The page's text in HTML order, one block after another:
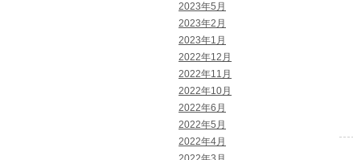
2023年5月
2023年2月
2023年1月
2022年12月
2022年11月
2022年10月
2022年6月
2022年5月
2022年4月